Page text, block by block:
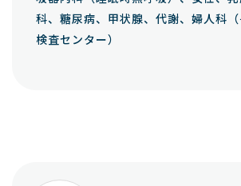
科、糖尿病、甲状腺、代謝、婦人科
検査センター）